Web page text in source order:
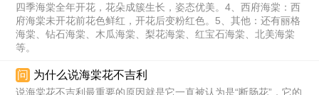
四季海棠全年开花，花朵成簇生长，姿态优美。4、西府海棠：西
府海棠未开花前花色鲜红，开花后变粉红色。5、其他：还有丽格
海棠、钻石海棠、木瓜海棠、梨花海棠、红宝石海棠、北美海棠
等。
问 为什么说海棠花不吉利
说海棠花不吉利最重要的原因就是它一直被认为是“断肠花”，它的